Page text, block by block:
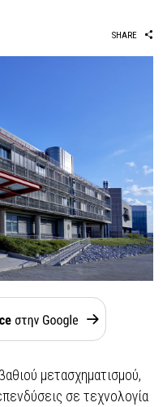
SHARE
μετασχηματισμού,
σε τεχνολογία